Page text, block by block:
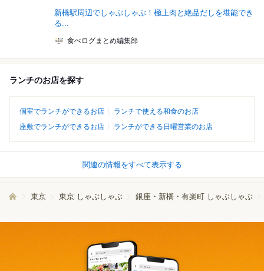
新橋駅周辺でしゃぶしゃぶ！極上肉と絶品だしを堪能でき
る...
食べログまとめ編集部
ランチのお店を探す
個室でランチができるお店
ランチで使える和食のお店
座敷でランチができるお店
ランチができる日曜営業のお店
関連の情報をすべて表示する
東京 東京 しゃぶしゃぶ 銀座・新橋・有楽町 しゃぶしゃぶ